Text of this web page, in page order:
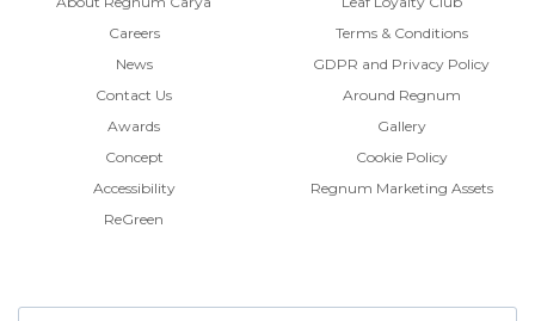
Careers
News
Contact Us
Awards
Concept
Accessibility
ReGreen
Terms & Conditions
GDPR and Privacy Policy
Around Regnum
Gallery
Cookie Policy
Regnum Marketing Assets